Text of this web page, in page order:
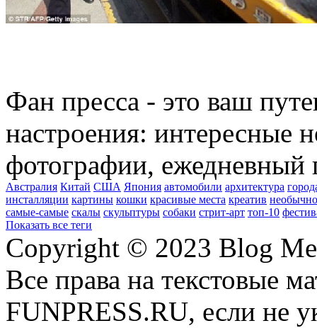
Фан пресса - это ваш
настроения: интересные
фотографии, ежедневный
Австралия Китай США Япония автомобили архитектура
инсталляции картины кошки красивые места креатив
самые-самые скалы скульптуры собаки стрит-арт топ-10
Показать все теги
Copyright © 2023 Blog
Все права на текстовые
FUNPRESS.RU, если не